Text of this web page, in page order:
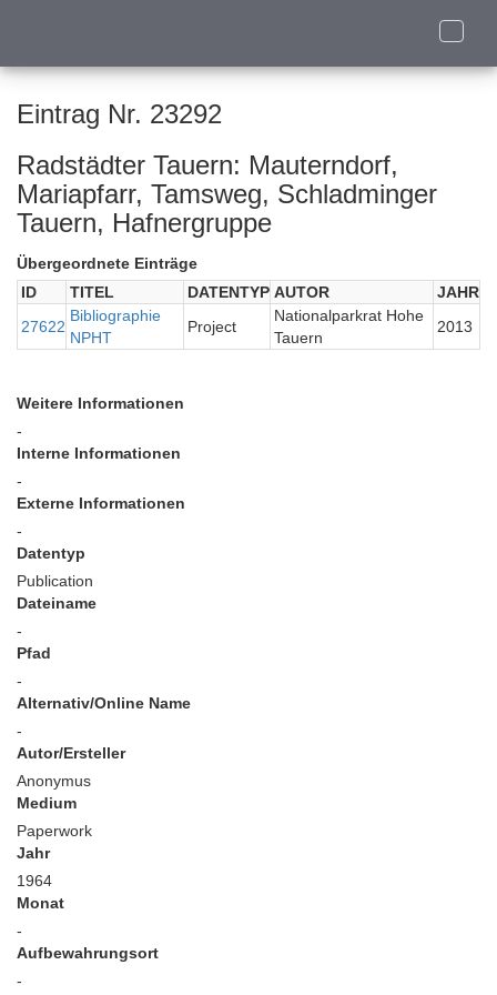
Toggle
Eintrag Nr. 23292
Radstädter Tauern: Mauterndorf,
Mariapfarr, Tamsweg, Schladminger
Tauern, Hafnergruppe
Übergeordnete Einträge
ID
TITEL DATENTYP AUTOR
JAHR
27622
Bibliographie
NPHT
Project
Nationalparkrat Hohe
Tauern
2013
Weitere Informationen
-
Interne Informationen
-
Externe Informationen
-
Datentyp
Publication
Dateiname
-
Pfad
-
Alternativ/Online Name
-
Autor/Ersteller
Anonymus
Medium
Paperwork
Jahr
1964
Monat
-
Aufbewahrungsort
-